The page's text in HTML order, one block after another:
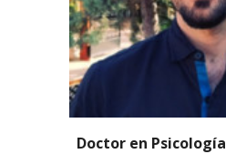
Doctor en Psicología